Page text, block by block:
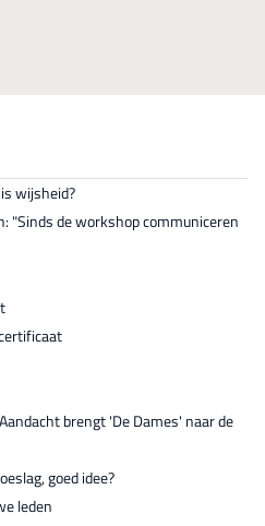
wijsheid?
"Sinds de workshop communiceren
brengt 'De Dames' naar de
goed idee?
leden